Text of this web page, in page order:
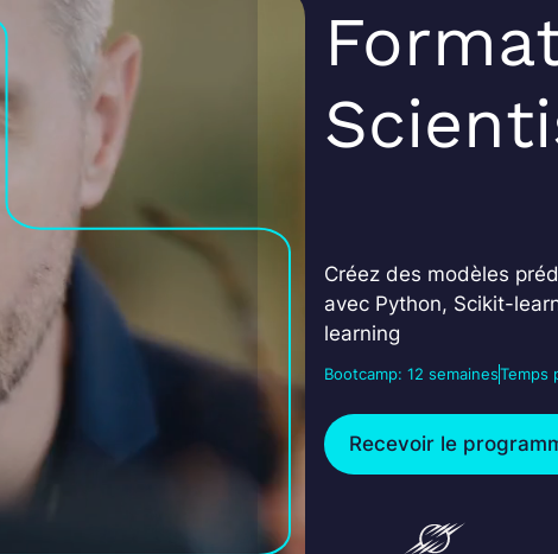
Créez des modèles
avec Python, Scikit-
learning
Bootcamp: 12 semainesTemps
Recevoir le